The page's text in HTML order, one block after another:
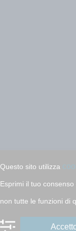
Questo sito utilizza
Esprimi il tuo
non tutte le funzioni di